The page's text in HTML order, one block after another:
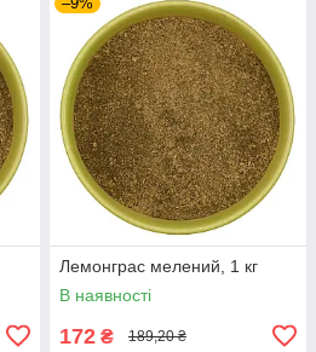
Лемонграс мелений, 1 кг
В наявності
172 ₴ 189,20 ₴